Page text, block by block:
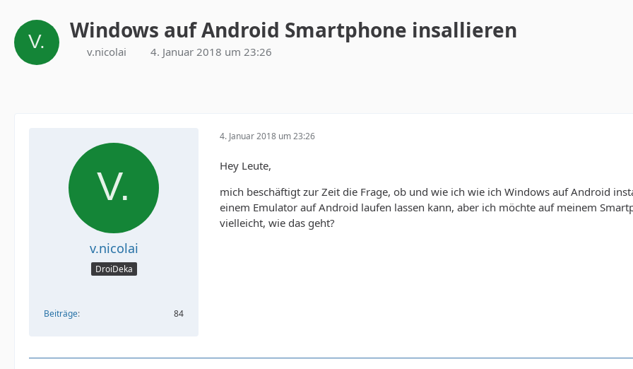
Windows auf Android Smartphone insallieren
v.nicolai 4. Januar 2018 um 23:26
v.nicolai
DroiDeka
Beiträge 84
4. Januar 2018 um 23:26
Hey Leute,
mich beschäftigt zur Zeit die Frage, ob und wie ich wie ich Windows auf Android
einem Emulator auf Android laufen lassen kann, aber ich möchte auf meinem
vielleicht, wie das geht?